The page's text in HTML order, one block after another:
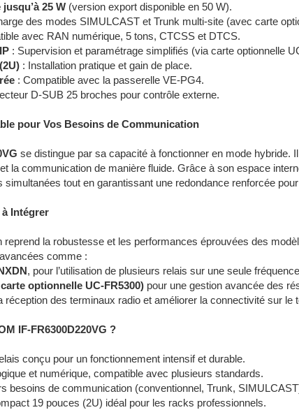
25 W (version export disponible en 50 W).
des modes SIMULCAST et Trunk multi-site (avec carte
avec RAN numérique, 5 tons, CTCSS et DTCS.
: Supervision et paramétrage simplifiés (via carte optionnelle
: Installation pratique et gain de place.
: Compatible avec la passerelle VE-PG4.
D-SUB 25 broches pour contrôle externe.
pour Vos Besoins de Communication
se distingue par sa capacité à fonctionner en mode hybride.
la communication de manière fluide. Grâce à son espace
simultanées tout en garantissant une redondance renforcée
Intégrer
reprend la robustesse et les performances éprouvées des
comme :
, pour l’utilisation de plusieurs relais sur une seule
optionnelle UC-FR5300) pour une gestion avancée des
réception des terminaux radio et améliorer la connectivité sur le
IF-FR6300D220VG ?
conçu pour un fonctionnement intensif et durable.
et numérique, compatible avec plusieurs standards.
besoins de communication (conventionnel, Trunk,
19 pouces (2U) idéal pour les racks professionnels.